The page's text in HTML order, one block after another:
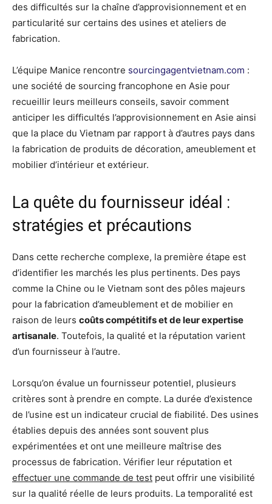
des difficultés sur la chaîne d’approvisionnement et en
particularité sur certains des usines et ateliers de
fabrication.
L’équipe Manice rencontre sourcingagentvietnam.com :
une société de sourcing francophone en Asie pour
recueillir leurs meilleurs conseils, savoir comment
anticiper les difficultés l’approvisionnement en Asie ainsi
que la place du Vietnam par rapport à d’autres pays dans
la fabrication de produits de décoration, ameublement et
mobilier d’intérieur et extérieur.
La quête du fournisseur idéal :
stratégies et précautions
Dans cette recherche complexe, la première étape est
d’identifier les marchés les plus pertinents. Des pays
comme la Chine ou le Vietnam sont des pôles majeurs
pour la fabrication d’ameublement et de mobilier en
raison de leurs coûts compétitifs et de leur expertise
artisanale. Toutefois, la qualité et la réputation varient
d’un fournisseur à l’autre.
Lorsqu’on évalue un fournisseur potentiel, plusieurs
critères sont à prendre en compte. La durée d’existence
de l’usine est un indicateur crucial de fiabilité. Des usines
établies depuis des années sont souvent plus
expérimentées et ont une meilleure maîtrise des
processus de fabrication. Vérifier leur réputation et
effectuer une commande de test peut offrir une visibilité
sur la qualité réelle de leurs produits. La temporalité est